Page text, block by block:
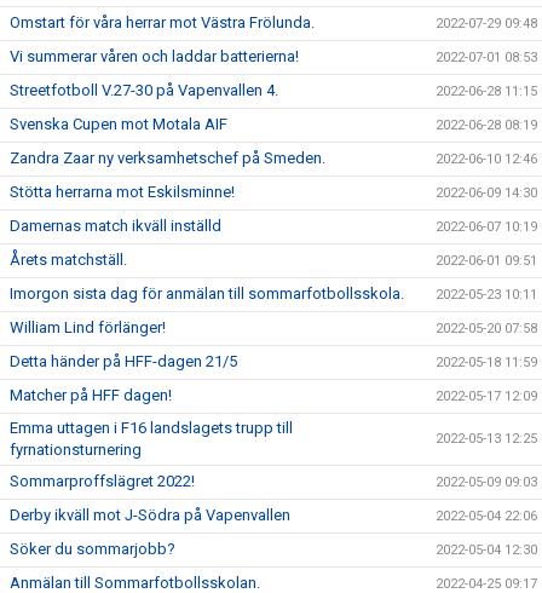
Omstart för våra herrar mot Västra Frölunda. 2022-07-29 09:48
Vi summerar våren och laddar batterierna! 2022-07-01 08:53
Streetfotboll V.27-30 på Vapenvallen 4. 2022-06-28 11:15
Svenska Cupen mot Motala AIF 2022-06-28 08:19
Zandra Zaar ny verksamhetschef på Smeden. 2022-06-10 12:46
Stötta herrarna mot Eskilsminne! 2022-06-09 14:30
Damernas match ikväll inställd 2022-06-07 10:19
Årets matchställ. 2022-06-01 09:51
Imorgon sista dag för anmälan till sommarfotbollsskola. 2022-05-23 10:11
William Lind förlänger! 2022-05-20 07:58
Detta händer på HFF-dagen 21/5 2022-05-18 11:59
Matcher på HFF dagen! 2022-05-17 12:09
Emma uttagen i F16 landslagets trupp till
fyrnationsturnering
2022-05-13 12:25
Sommarproffslägret 2022! 2022-05-09 09:03
Derby ikväll mot J-Södra på Vapenvallen 2022-05-04 22:06
Söker du sommarjobb? 2022-05-04 12:30
Anmälan till Sommarfotbollsskolan. 2022-04-25 09:17